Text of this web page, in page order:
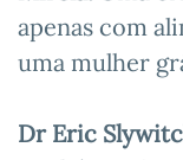
apenas com
uma mulher
Dr Eric